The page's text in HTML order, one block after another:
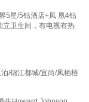
5星/5钻酒店+凤 凰4钻
卫生间，有电视有热
/锦江都城/宜尚/凤栖梧